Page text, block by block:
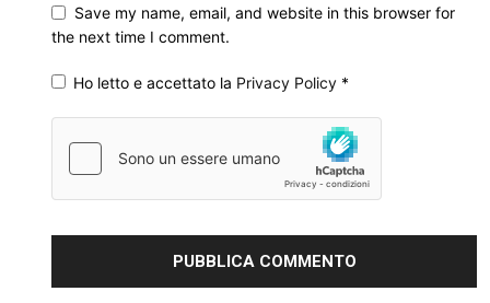
Save my name, email, and website in this browser for
the next time I comment.
Ho letto e accettato la Privacy Policy *